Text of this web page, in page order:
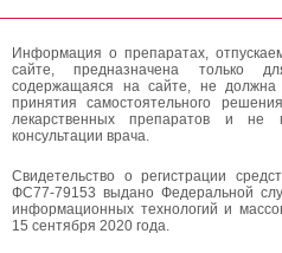
Информация о препаратах,
сайте, предназначена только
содержащаяся на сайте, не должна
принятия самостоятельного
лекарственных препаратов и не
консультации врача.
Свидетельство о регистрации
ФС77-79153 выдано Федеральной
информационных технологий и
15 сентября 2020 года.